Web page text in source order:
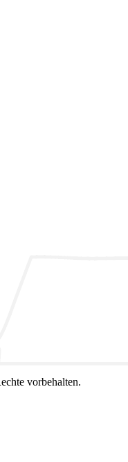
vorbehalten.